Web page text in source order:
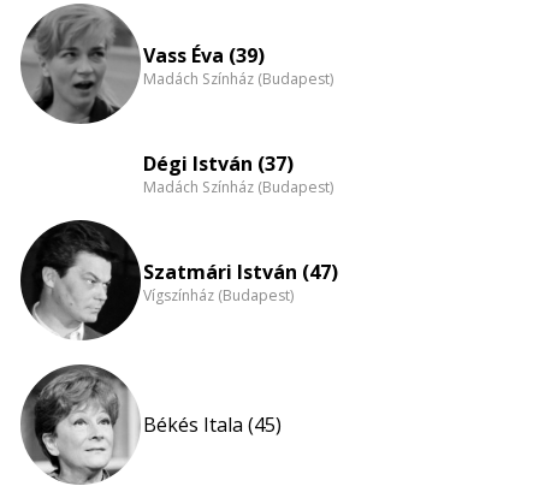
Vass Éva (39)
Madách Színház (Budapest)
Dégi István (37)
Madách Színház (Budapest)
Szatmári István (47)
Vígszínház (Budapest)
Békés Itala (45)